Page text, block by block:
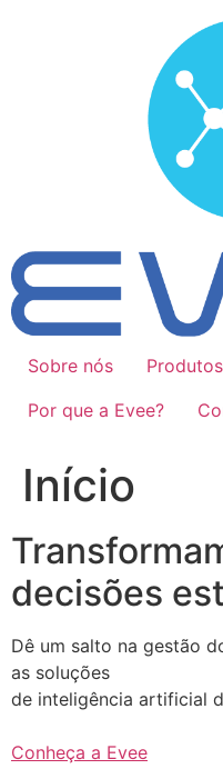
Sobre nós Produtos
Por que a Evee?
Início
decisões
Dê um salto na gestão
as soluções
de inteligência artificial
Conheça a Evee